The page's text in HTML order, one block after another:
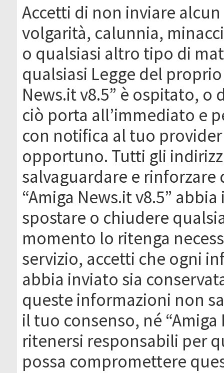
Accetti di non inviare
volgarità, calunnia,
o qualsiasi altro tipo di
qualsiasi Legge del
News.it v8.5” è ospitato, o
ciò porta all’immediato e
con notifica al tuo
opportuno. Tutti gli
salvaguardare e
“Amiga News.it v8.5”
spostare o chiudere
momento lo ritenga
servizio, accetti che ogni
abbia inviato sia
queste informazioni non
il tuo consenso, né
ritenersi responsabili per
possa compromettere